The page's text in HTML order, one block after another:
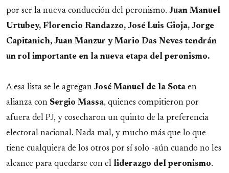
por ser la nueva conducción del peronismo. Juan Manuel
Urtubey, Florencio Randazzo, José Luis Gioja, Jorge
Capitanich, Juan Manzur y Mario Das Neves tendrán
un rol importante en la nueva etapa del peronismo.
A esa lista se le agregan José Manuel de la Sota en
alianza con Sergio Massa, quienes compitieron por
afuera del PJ, y cosecharon un quinto de la preferencia
electoral nacional. Nada mal, y mucho más que lo que
tiene cualquiera de los otros por sí solo -aún cuando no les
alcance para quedarse con el liderazgo del peronismo.